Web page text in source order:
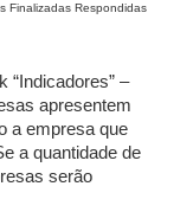
Finalizadas Respondidas
“Indicadores” –
apresentem
a empresa que
a quantidade de
serão